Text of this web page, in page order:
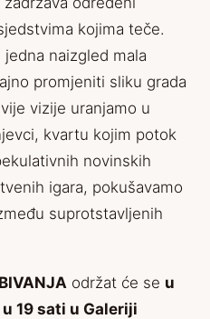
kojima teče.
naizgled mala
promjeniti sliku grada
vizije uranjamo u
kvartu kojim potok
novinskih
igara, pokušavamo
suprotstavljenih
održat će se u
19 sati u Galeriji